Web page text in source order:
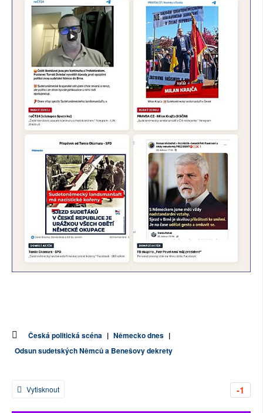
Česká politická scéna | Německo dnes |
Odsun sudetských Němců a Benešovy dekrety
-1
Vytisknout